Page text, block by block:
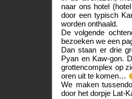
naar ons hotel
door een typisch
worden onthaald.
De volgende
bezoeken we een
Dan staan er drie
Pyan en Kaw-gon.
grottencomplex op
oren uit te komen…
We maken
door het dorpje Lat-